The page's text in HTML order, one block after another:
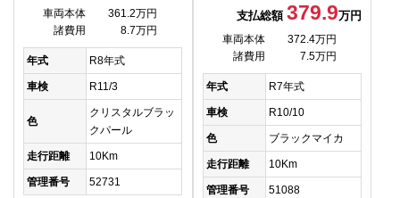
車両本体
361.2万円
諸費用
8.7万円
年式 R8年式
車検 R11/3
色
クリスタルブラッ
クパール
走行距離 10Km
管理番号 52731
支払総額379.9万円
車両本体
372.4万円
諸費用
7.5万円
年式 R7年式
車検 R10/10
色 ブラックマイカ
走行距離 10Km
管理番号 51088